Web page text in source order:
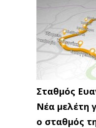
Σταθμός
Νέα μελέτη
ο σταθμός